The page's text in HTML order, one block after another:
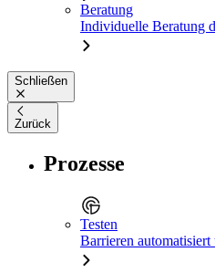
Beratung
Individuelle Beratung
Schließen
Zurück
Prozesse
Testen
Barrieren